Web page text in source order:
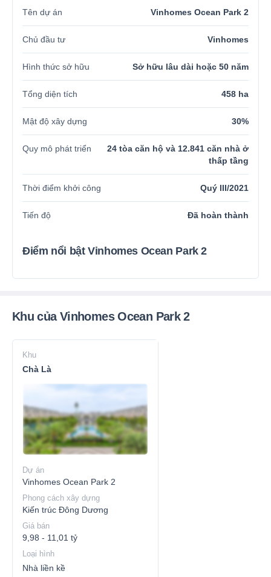
Tên dự án Vinhomes Ocean Park 2
Chủ đầu tư Vinhomes
Hình thức sở hữu Sở hữu lâu dài hoặc 50 năm
Tổng diện tích 458 ha
Mật độ xây dựng 30%
Quy mô phát triển
24 tòa căn hộ và 12.841 căn nhà ở
thấp tầng
Thời điểm khởi công Quý III/2021
Tiến độ Đã hoàn thành
Điểm nổi bật Vinhomes Ocean Park 2
Khu của Vinhomes Ocean Park 2
Khu
Chà Là
Dự án
Vinhomes Ocean Park 2
Phong cách xây dựng
Kiến trúc Đông Dương
Giá bán
9,98 - 11,01 tỷ
Loại hình
Nhà liền kề